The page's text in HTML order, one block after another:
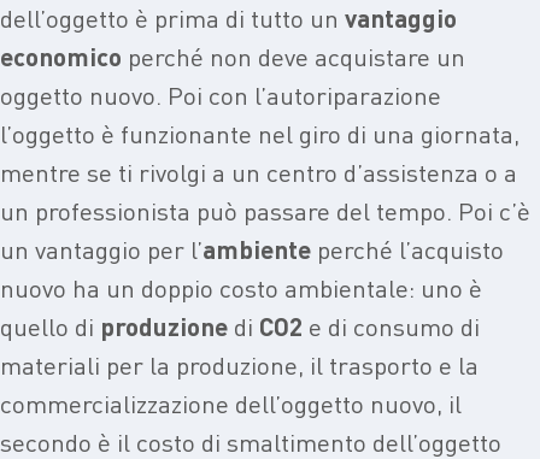
dell’oggetto è prima di tutto un vantaggio
economico perché non deve acquistare un
oggetto nuovo. Poi con l’autoriparazione
l’oggetto è funzionante nel giro di una giornata,
mentre se ti rivolgi a un centro d’assistenza o a
un professionista può passare del tempo. Poi c’è
un vantaggio per l’ambiente perché l’acquisto
nuovo ha un doppio costo ambientale: uno è
quello di produzione di CO2 e di consumo di
materiali per la produzione, il trasporto e la
commercializzazione dell’oggetto nuovo, il
secondo è il costo di smaltimento dell’oggetto